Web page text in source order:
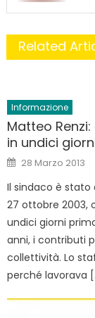
Related
Informazione
Matteo
in undici
Posted
on
28 Marzo 2013
Il sindaco è stato
27 ottobre 2003,
undici giorni
anni, i contributi
collettività. Lo
perché lavorava